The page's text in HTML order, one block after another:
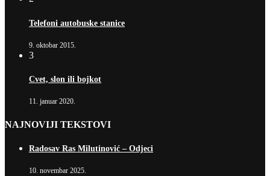
Telefoni autobuske stanice
9. oktobar 2015.
3
Cvet, slon ili bojkot
11. januar 2020.
NAJNOVIJI TEKSTOVI
Radosav Ras Milutinović – Odjeci
10. novembar 2025.